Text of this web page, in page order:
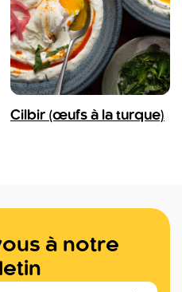
Cilbir (œufs à la turque)
à notre